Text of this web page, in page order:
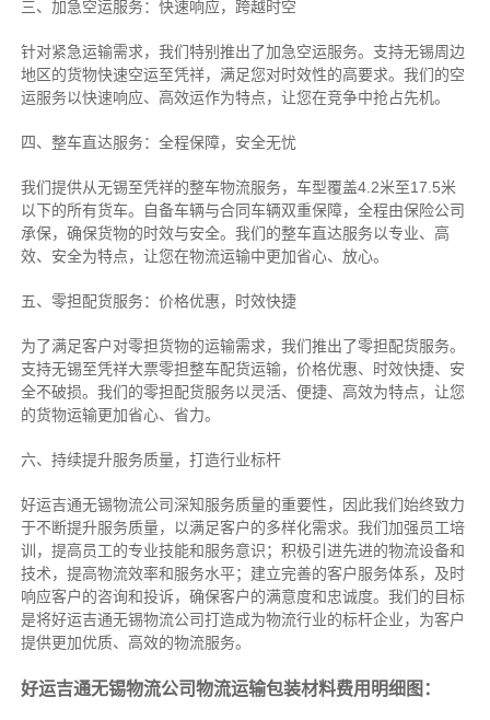
三、加急空运服务：快速响应，跨越时空
针对紧急运输需求，我们特别推出了加急空运服务。支持无锡周边
地区的货物快速空运至凭祥，满足您对时效性的高要求。我们的空
运服务以快速响应、高效运作为特点，让您在竞争中抢占先机。
四、整车直达服务：全程保障，安全无忧
我们提供从无锡至凭祥的整车物流服务，车型覆盖4.2米至17.5米
以下的所有货车。自备车辆与合同车辆双重保障，全程由保险公司
承保，确保货物的时效与安全。我们的整车直达服务以专业、高
效、安全为特点，让您在物流运输中更加省心、放心。
五、零担配货服务：价格优惠，时效快捷
为了满足客户对零担货物的运输需求，我们推出了零担配货服务。
支持无锡至凭祥大票零担整车配货运输，价格优惠、时效快捷、安
全不破损。我们的零担配货服务以灵活、便捷、高效为特点，让您
的货物运输更加省心、省力。
六、持续提升服务质量，打造行业标杆
好运吉通无锡物流公司深知服务质量的重要性，因此我们始终致力
于不断提升服务质量，以满足客户的多样化需求。我们加强员工培
训，提高员工的专业技能和服务意识；积极引进先进的物流设备和
技术，提高物流效率和服务水平；建立完善的客户服务体系，及时
响应客户的咨询和投诉，确保客户的满意度和忠诚度。我们的目标
是将好运吉通无锡物流公司打造成为物流行业的标杆企业，为客户
提供更加优质、高效的物流服务。
好运吉通无锡物流公司物流运输包装材料费用明细图：